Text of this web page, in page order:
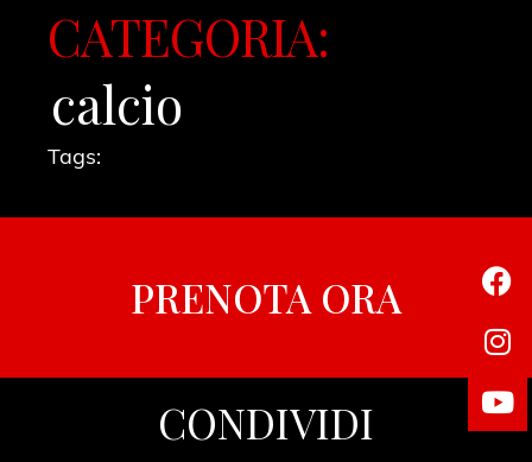
CATEGORIA:
calcio
Tags:
PRENOTA ORA
CONDIVIDI